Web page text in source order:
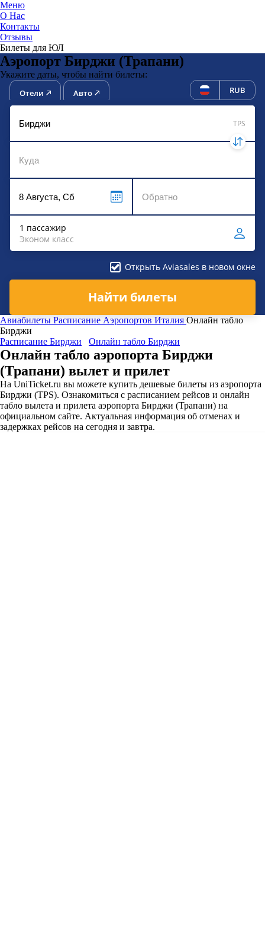
Меню
О Нас
Контакты
Отзывы
Билеты для ЮЛ
Аэропорт Бирджи (Трапани)
Укажите даты, чтобы найти билеты:
Отели Авто RUB
TPS
1 пассажир
Эконом класс
Открыть Aviasales в новом окне
Найти билеты
Авиабилеты Расписание Аэропортов Италия Онлайн табло
Бирджи
Расписание Бирджи
Онлайн табло Бирджи
Онлайн табло аэропорта Бирджи
(Трапани) вылет и прилет
На UniTicket.ru вы можете купить дешевые билеты из аэропорта
Бирджи (TPS). Ознакомиться с расписанием рейсов и онлайн
табло вылета и прилета аэропорта Бирджи (Трапани) на
официальном сайте. Актуальная информация об отменах и
задержках рейсов на сегодня и завтра.